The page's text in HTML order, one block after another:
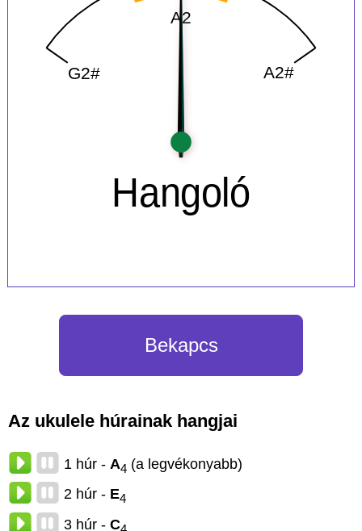
Bekapcs
Az ukulele húrainak hangjai
1 húr - A4 (a legvékonyabb)
2 húr - E4
3 húr - C